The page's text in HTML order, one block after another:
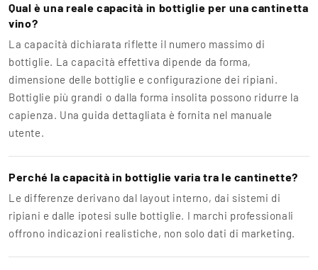
Qual è una reale capacità in bottiglie per una cantinetta
vino?
La capacità dichiarata riflette il numero massimo di
bottiglie. La capacità effettiva dipende da forma,
dimensione delle bottiglie e configurazione dei ripiani.
Bottiglie più grandi o dalla forma insolita possono ridurre la
capienza. Una guida dettagliata è fornita nel manuale
utente.
Perché la capacità in bottiglie varia tra le cantinette?
Le differenze derivano dal layout interno, dai sistemi di
ripiani e dalle ipotesi sulle bottiglie. I marchi professionali
offrono indicazioni realistiche, non solo dati di marketing.